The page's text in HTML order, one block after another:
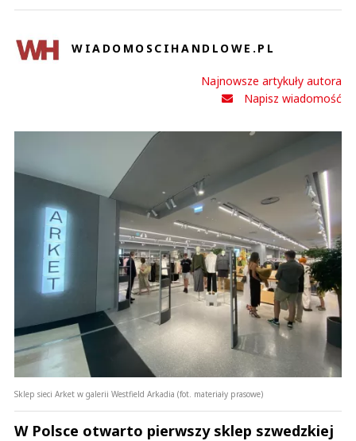
WIADOMOSCIHANDLOWE.PL
Najnowsze artykuły autora
Napisz wiadomość
Sklep sieci Arket w galerii Westfield Arkadia (fot. materiały prasowe)
W Polsce otwarto pierwszy sklep szwedzkiej